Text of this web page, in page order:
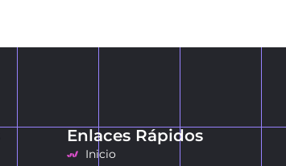
Enlaces Rápidos
Inicio